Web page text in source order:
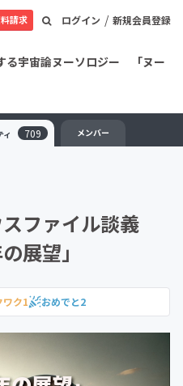
ログイン / 新規会員登録
請求
る宇宙論ヌーソロジー 「ヌー
ィ 709 メンバー
ファイル談義
展望」
ワク1 おめでと2